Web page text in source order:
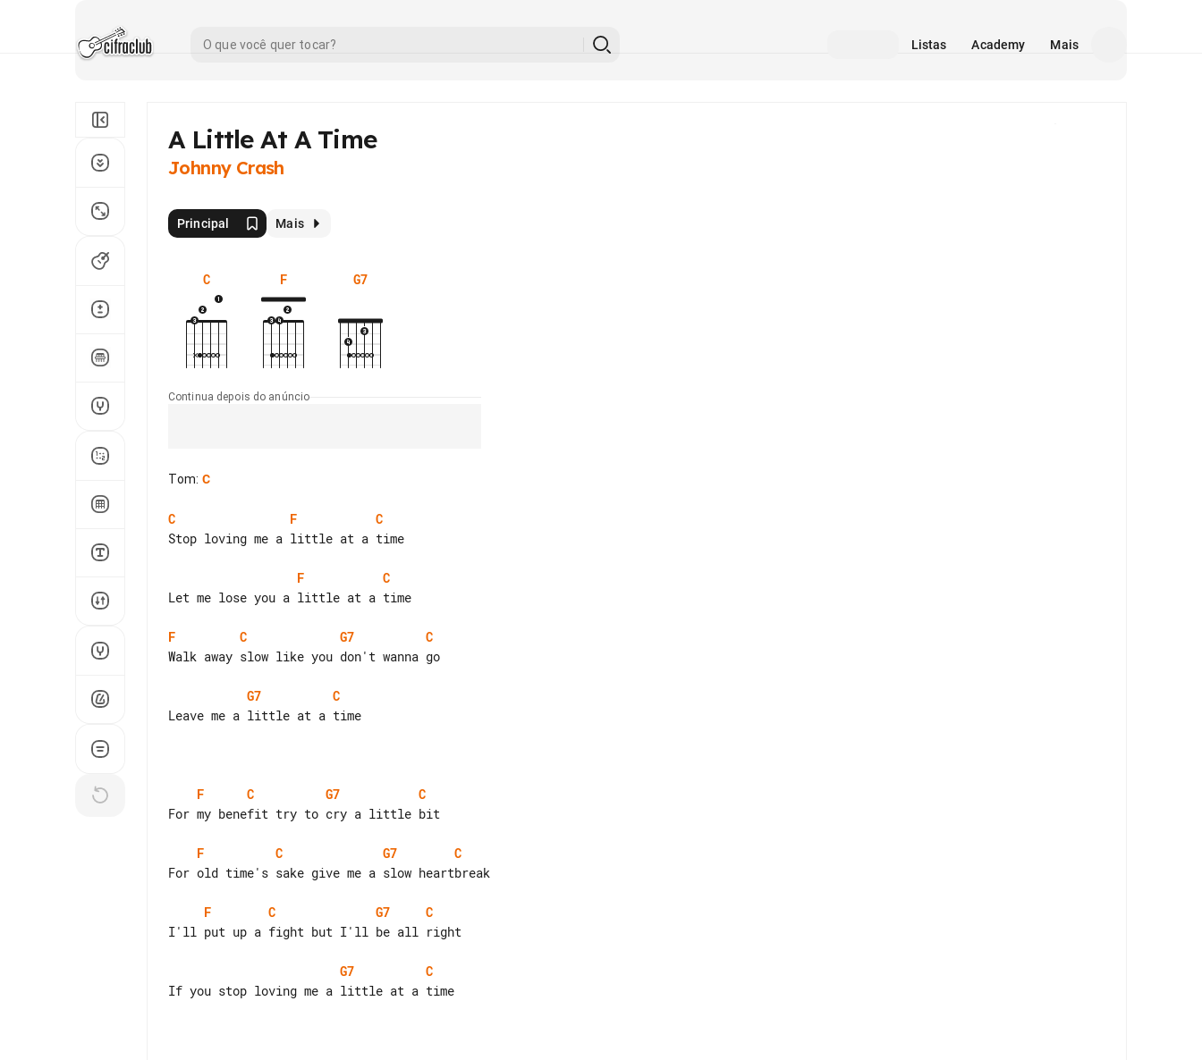
Listas Academy Mais
A Little At A Time
Johnny Crash
Principal Mais
C F G7
Continua depois do anúncio
Tom: C
C F
C
Stop loving me a little at a time
F
C
Let me lose you a little at a time
F C G7
C
Walk away slow like you don't wanna go
G7
C
Leave me a little at a time
F C G7
C
For my benefit try to cry a little bit
F C G7
C
For old time's sake give me a slow heartbreak
F C G7
C
I'll put up a fight but I'll be all right
G7
C
If you stop loving me a little at a time